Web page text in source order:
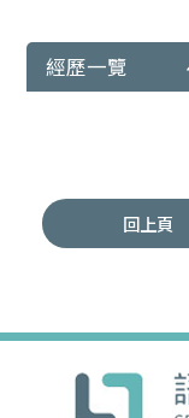
經歷一覽
回上頁